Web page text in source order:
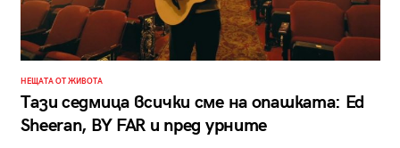
НЕЩАТА ОТ ЖИВОТА
Тази седмица всички сме на опашката: Ed
Sheeran, BY FAR и пред урните